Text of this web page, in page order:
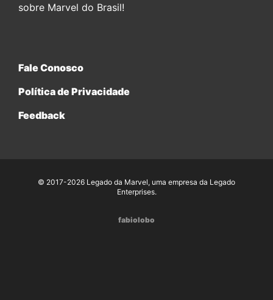
sobre Marvel do Brasil!
Fale Conosco
Política de Privacidade
Feedback
© 2017-2026 Legado da Marvel, uma empresa da Legado
Enterprises.
fabiolobo